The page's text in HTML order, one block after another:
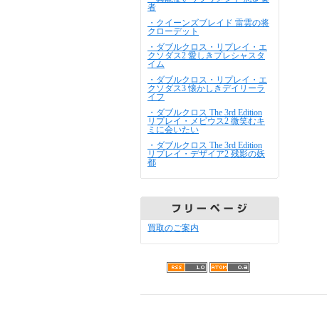
者
・クイーンズブレイド 雷雲の将
クローデット
・ダブルクロス・リプレイ・エ
クソダス2 愛しきプレシャスタ
イム
・ダブルクロス・リプレイ・エ
クソダス3 懐かしきデイリーラ
イフ
・ダブルクロス The 3rd Edition
リプレイ・メビウス2 微笑むキ
ミに会いたい
・ダブルクロス The 3rd Edition
リプレイ・デザイア2 残影の妖
都
買取のご案内